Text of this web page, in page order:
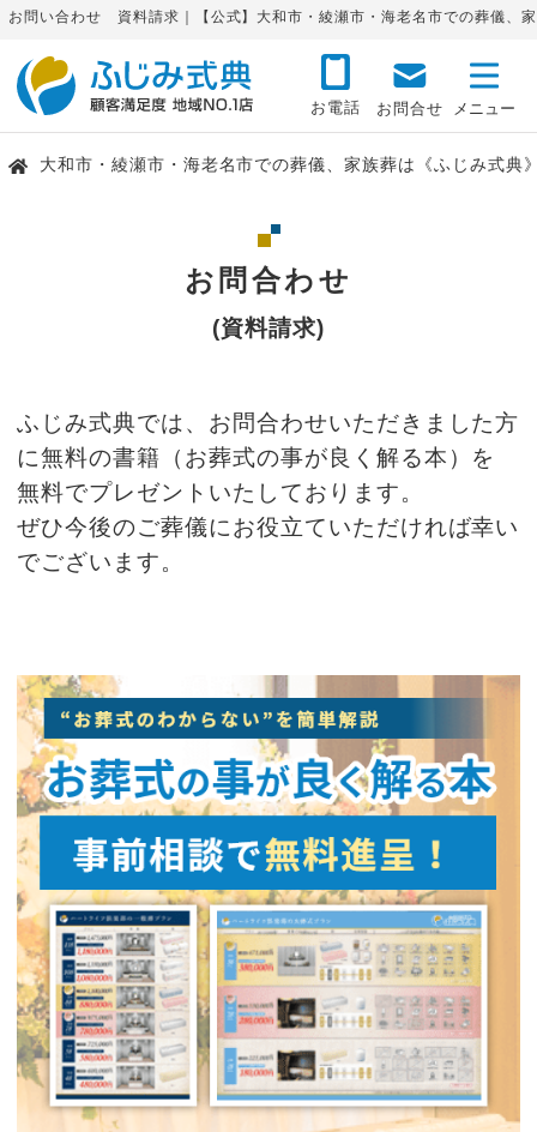
お問い合わせ 資料請求｜【公式】大和市・綾瀬市・海老名市での葬儀、
お電話 お問合せ
大和市・綾瀬市・海老名市での葬儀、家族葬は《ふじみ式典
お問合わせ
(資料請求)
ふじみ式典では、お問合わせいただきました方
に無料の書籍（お葬式の事が良く解る本）を
無料でプレゼントいたしております。
ぜひ今後のご葬儀にお役立ていただければ幸い
でございます。